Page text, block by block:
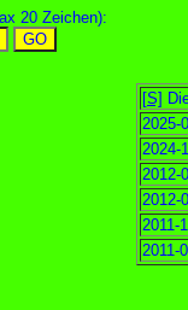
20 Zeichen):
[S]
2025-
2024-
2012-
2012-
2011-
2011-